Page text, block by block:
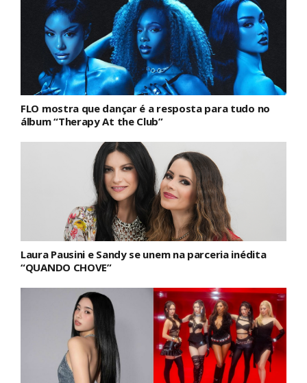
FLO mostra que dançar é a resposta para tudo no
álbum “Therapy At the Club”
Laura Pausini e Sandy se unem na parceria inédita
“QUANDO CHOVE”